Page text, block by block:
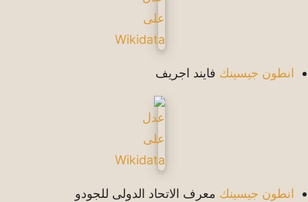
انطون جيسينك فايند اجريف
انطون جيسينك معرف الاتحاد الدولى للجودو